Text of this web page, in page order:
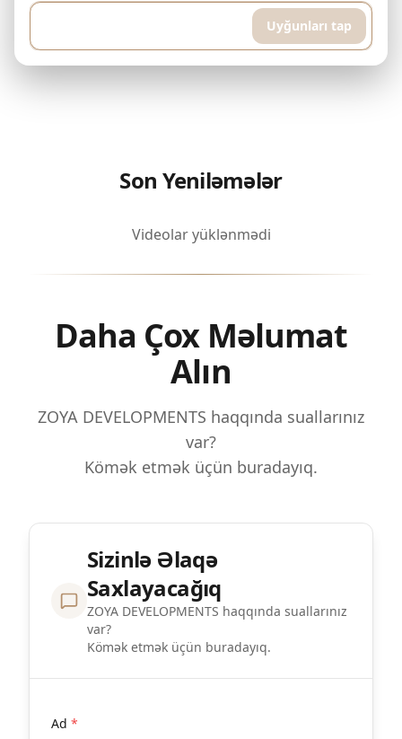
Uyğunları tap
Son Yeniləmələr
Videolar yüklənmədi
Daha Çox Məlumat
Alın
ZOYA DEVELOPMENTS haqqında suallarınız
var?
Kömək etmək üçün buradayıq.
Sizinlə Əlaqə
Saxlayacağıq
ZOYA DEVELOPMENTS haqqında suallarınız
var?
Kömək etmək üçün buradayıq.
Ad *